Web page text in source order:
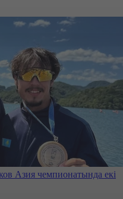
Азия чемпионатында екі